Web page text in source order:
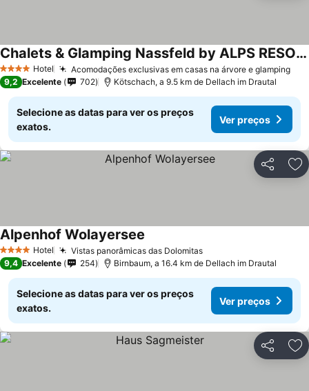
4 EstrelasHotel Acomodações exclusivas em casas na árvore e glamping
Chalets & Glamping Nassfeld by ALPS RESORTS
9,2 Excelente 702 Kötschach, a 9.5 km de Dellach im Drautal
Selecione as datas para ver os preços
exatos.
Ver preços
Partilhar
4 EstrelasHotel Vistas panorâmicas das Dolomitas
Alpenhof Wolayersee
9,4 Excelente 254 Birnbaum, a 16.4 km de Dellach im Drautal
Selecione as datas para ver os preços
exatos.
Ver preços
Partilhar